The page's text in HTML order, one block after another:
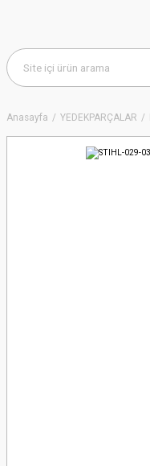
Anasayfa YEDEKPARÇALAR